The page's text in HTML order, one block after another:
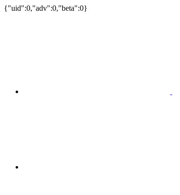
{"uid":0,"adv":0,"beta":0}